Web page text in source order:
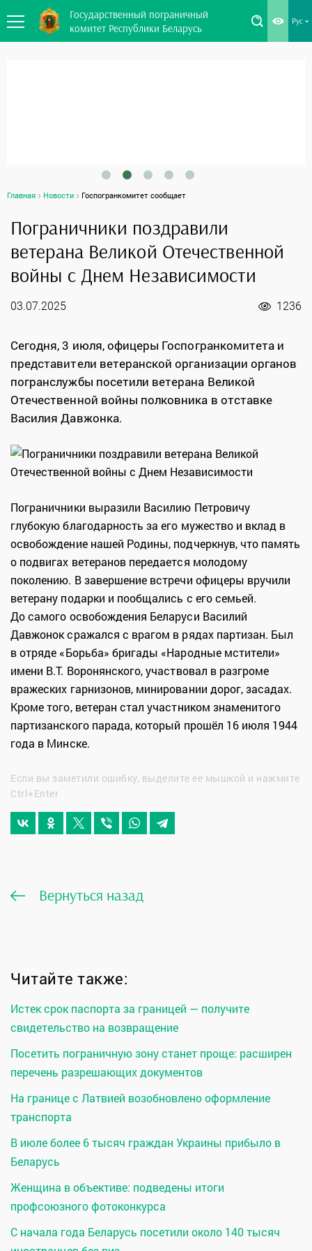
Государственный пограничный
комитет Республики Беларусь
Рус
Главная Новости Госпогранкомитет сообщает
Пограничники поздравили
ветерана Великой Отечественной
войны с Днем Независимости
03.07.2025 1236
Сегодня, 3 июля, офицеры Госпогранкомитета и
представители ветеранской организации органов
погранслужбы посетили ветерана Великой
Отечественной войны полковника в отставке
Василия Давжонка.
Пограничники выразили Василию Петровичу
глубокую благодарность за его мужество и вклад в
освобождение нашей Родины, подчеркнув, что память
о подвигах ветеранов передается молодому
поколению. В завершение встречи офицеры вручили
ветерану подарки и пообщались с его семьей.
До самого освобождения Беларуси Василий
Давжонок сражался с врагом в рядах партизан. Был
в отряде «Борьба» бригады «Народные мстители»
имени В.Т. Воронянского, участвовал в разгроме
вражеских гарнизонов, минировании дорог, засадах.
Кроме того, ветеран стал участником знаменитого
партизанского парада, который прошёл 16 июля 1944
года в Минске.
Если вы заметили ошибку, выделите ее мышкой и нажмите
Ctrl+Enter
Вернуться назад
Читайте также:
Истек срок паспорта за границей — получите
свидетельство на возвращение
Посетить пограничную зону станет проще: расширен
перечень разрешающих документов
На границе с Латвией возобновлено оформление
транспорта
В июле более 6 тысяч граждан Украины прибыло в
Беларусь
Женщина в объективе: подведены итоги
профсоюзного фотоконкурса
С начала года Беларусь посетили около 140 тысяч